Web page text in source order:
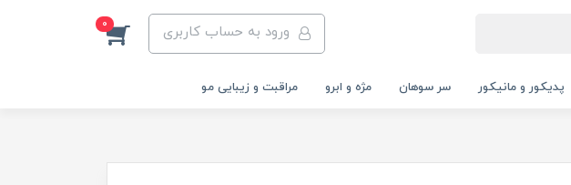
ورود به حساب کاربری 0
پدیکور و مانیکور سر سوهان مژه و ابرو مراقبت و زیبایی مو